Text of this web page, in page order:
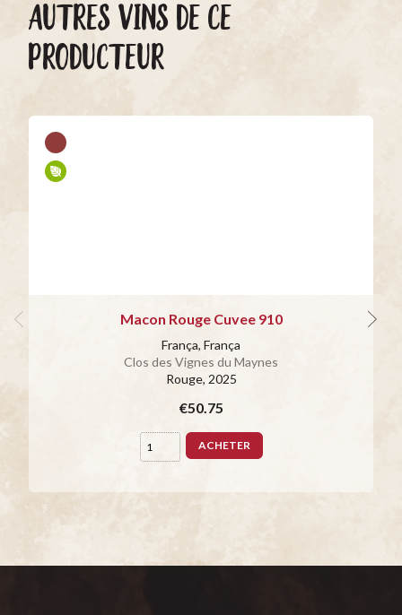
AUTRES VINS DE CE
PRODUCTEUR
Macon Rouge Cuvee 910
França, França
Clos des Vignes du Maynes
Rouge, 2025
€50.75
ACHETER